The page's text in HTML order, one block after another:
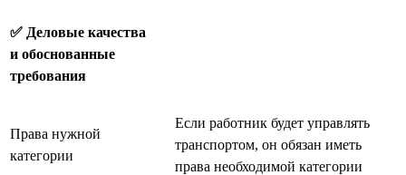
✅ Деловые качества
и обоснованные
требования
Права нужной
категории
Если работник будет управлять
транспортом, он обязан иметь
права необходимой категории